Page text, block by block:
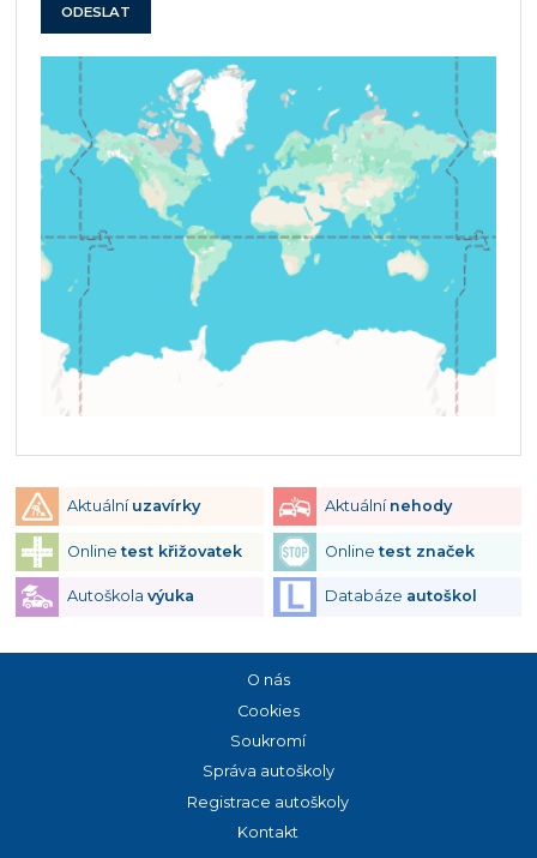
ODESLAT
Aktuální uzavírky Aktuální nehody
Onlinetest křižovatek Onlinetest značek
Autoškola výuka Databáze autoškol
O nás
Cookies
Soukromí
Správa autoškoly
Registrace autoškoly
Kontakt